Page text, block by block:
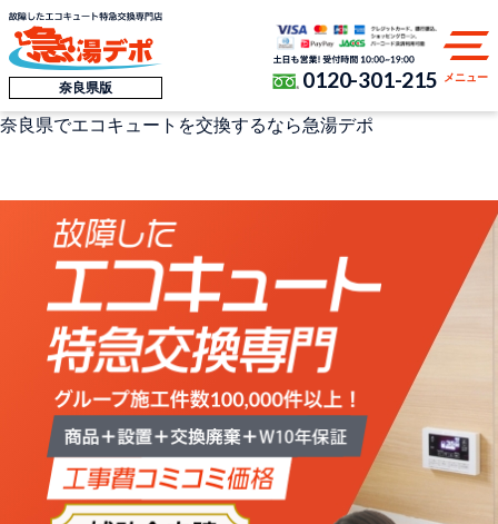
奈良県版 0120-301-215 メニュー
奈良県でエコキュートを交換するなら急湯デポ